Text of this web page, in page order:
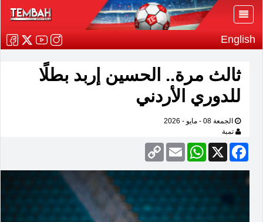
English
ثالث مرة.. الحسين إربد بطلًا
للدوري الأردني
الجمعة 08 - مايو - 2026
تمبة
Facebook
X
WhatsApp
Email
Copy
Link